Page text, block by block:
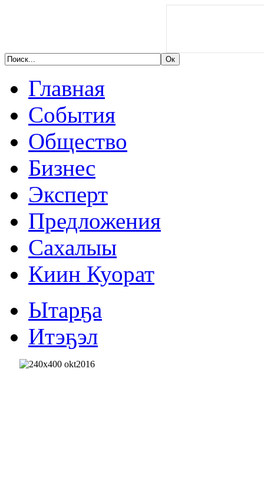
Главная
События
Общество
Бизнес
Эксперт
Предложения
Сахалыы
Киин Куорат
Ытарҕа
Итэҕэл